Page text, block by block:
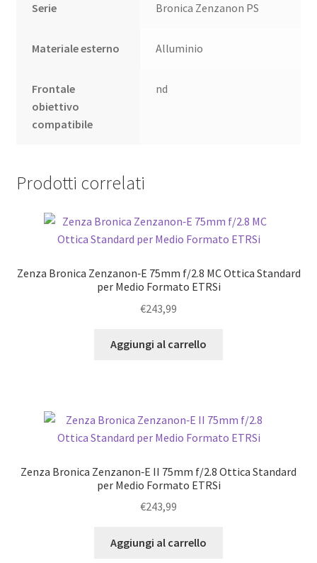
Serie Bronica Zenzanon PS
Materiale esterno Alluminio
Frontale
obiettivo
compatibile
nd
Prodotti correlati
Zenza Bronica Zenzanon‑E 75mm f/2.8 MC Ottica Standard
per Medio Formato ETRSi
€243,99
Aggiungi al carrello
Zenza Bronica Zenzanon‑E II 75mm f/2.8 Ottica Standard
per Medio Formato ETRSi
€243,99
Aggiungi al carrello